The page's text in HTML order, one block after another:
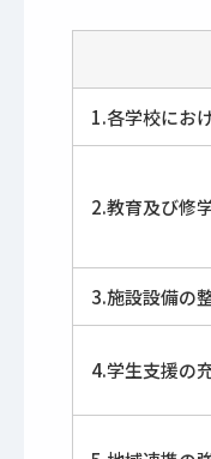
1.各学校にお
2.教育及び修
3.施設設備の
4.学生支援の